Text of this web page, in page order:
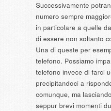
Successivamente
numero sempre
in particolare a quelle
di essere non soltanto
Una di queste per
telefono. Possiamo
telefono invece di farci
precipitandoci a
comunque, ma
seppur brevi momenti